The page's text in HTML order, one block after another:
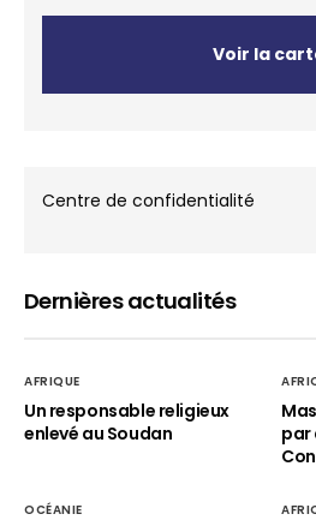
Voir la
Centre de confidentialité
Dernières actualités
AFRIQUE
Un responsable religieux
enlevé au Soudan
par
OCÉANIE